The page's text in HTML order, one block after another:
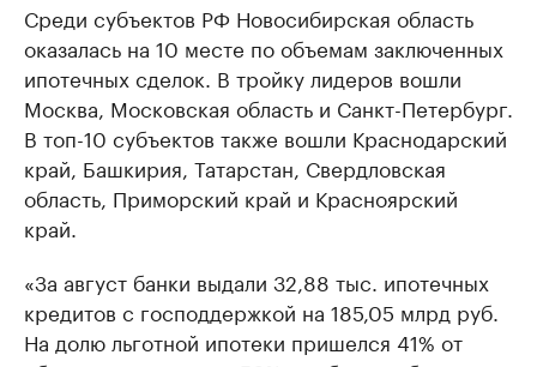
Среди субъектов РФ Новосибирская область
оказалась на 10 месте по объемам заключенных
ипотечных сделок. В тройку лидеров вошли
Москва, Московская область и Санкт-Петербург.
В топ-10 субъектов также вошли Краснодарский
край, Башкирия, Татарстан, Свердловская
область, Приморский край и Красноярский
край.
«За август банки выдали 32,88 тыс. ипотечных
кредитов с господдержкой на 185,05 млрд руб.
На долю льготной ипотеки пришелся 41% от